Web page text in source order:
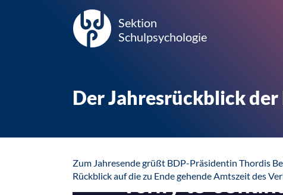
Sektion
Schulpsychologie
Der Jahresrückblick
Zum Jahresende grüßt BDP-Präsidentin Thordis
Rückblick auf die zu Ende gehende Amtszeit des